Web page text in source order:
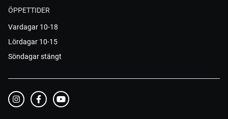
ÖPPETTIDER
Vardagar 10-18
Lördagar 10-15
Söndagar stängt